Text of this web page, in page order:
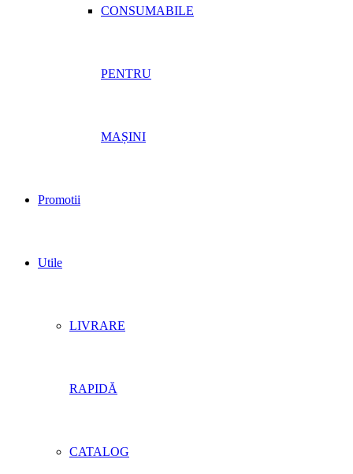
CONSUMABILE
PENTRU
MAȘINI
Promotii
Utile
LIVRARE
RAPIDĂ
CATALOG